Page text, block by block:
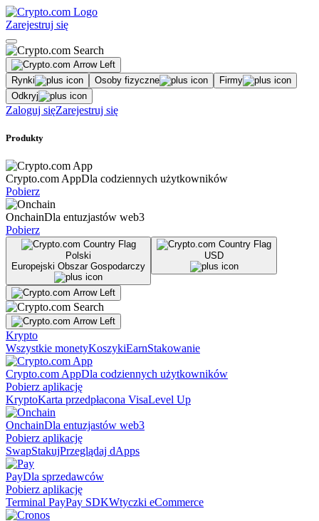
Zarejestruj się
Rynki Osoby fizyczne
Firmy
Odkryj
Zaloguj sięZarejestruj się
Produkty
Crypto.com AppDla codziennych użytkowników
Pobierz
OnchainDla entuzjastów web3
Pobierz
Polski
Europejski Obszar Gospodarczy
USD
Krypto
Wszystkie monetyKoszykiEarnStakowanie
Crypto.com AppDla codziennych użytkowników
Pobierz aplikację
KryptoKarta przedpłacona VisaLevel Up
OnchainDla entuzjastów web3
Pobierz aplikację
SwapStakujPrzeglądaj dApps
PayDla sprzedawców
Pobierz aplikację
Terminal PayPay SDKWtyczki eCommerce